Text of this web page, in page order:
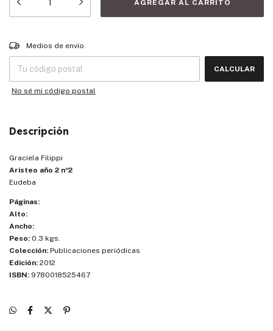
Entregas para el CP:
Medios de envío
CALCULAR
No sé mi código postal
Descripción
Graciela Filippi
Aristeo año 2 nº2
Eudeba
Páginas:
Alto:
Ancho:
Peso: 0.3 kgs.
Colección: Publicaciones periódicas
Edición: 2012
ISBN: 9780018525467